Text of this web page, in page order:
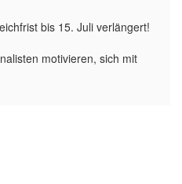
bis 15. Juli verlängert!
motivieren, sich mit